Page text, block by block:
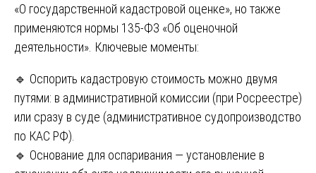
«О государственной кадастровой оценке», но также
применяются нормы 135-ФЗ «Об оценочной
деятельности». Ключевые моменты:
🔹 Оспорить кадастровую стоимость можно двумя
путями: в административной комиссии (при Росреестре)
или сразу в суде (административное судопроизводство
по КАС РФ).
🔹 Основание для оспаривания — установление в